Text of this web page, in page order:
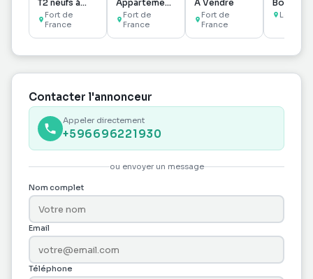
T2 neufs à
Bellevue,
Fort-de-
France
Fort de
France
Appartement
T3 sur Fort-
de-France
Fort de
France
À Vendre
Fort de
France
50 m²
Le
Contacter l'annonceur
Appeler directement
+596696221930
ou envoyer un message
Nom complet
Email
Téléphone